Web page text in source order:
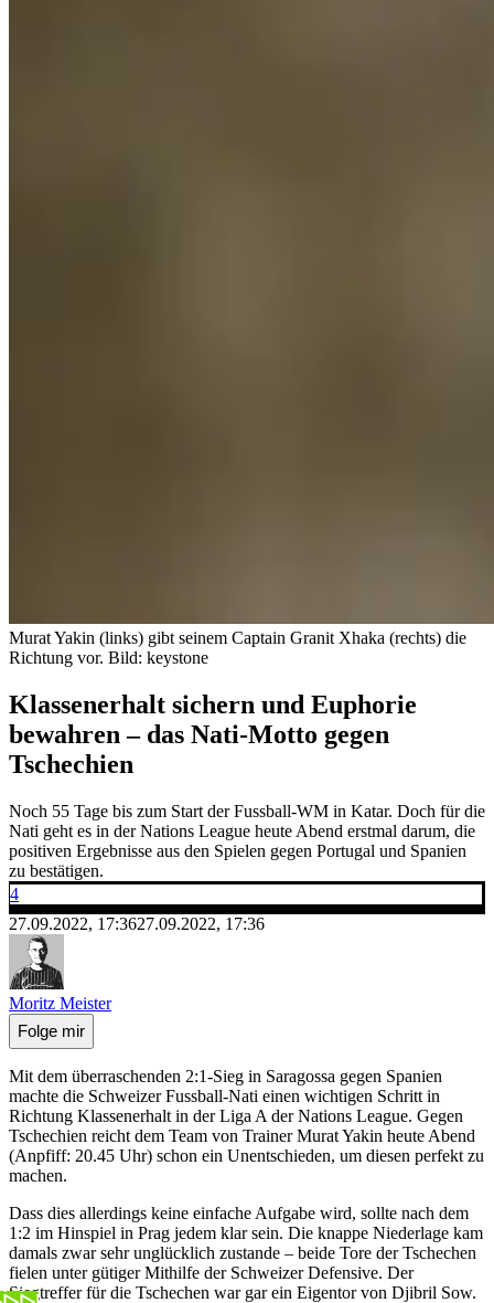
Murat Yakin (links) gibt seinem Captain Granit Xhaka (rechts) die
Richtung vor. Bild: keystone
Klassenerhalt sichern und Euphorie
bewahren – das Nati-Motto gegen
Tschechien
Noch 55 Tage bis zum Start der Fussball-WM in Katar. Doch für die
Nati geht es in der Nations League heute Abend erstmal darum, die
positiven Ergebnisse aus den Spielen gegen Portugal und Spanien
zu bestätigen.
4
27.09.2022, 17:3627.09.2022, 17:36
Moritz Meister
Folge mir
Mit dem überraschenden 2:1-Sieg in Saragossa gegen Spanien
machte die Schweizer Fussball-Nati einen wichtigen Schritt in
Richtung Klassenerhalt in der Liga A der Nations League. Gegen
Tschechien reicht dem Team von Trainer Murat Yakin heute Abend
(Anpfiff: 20.45 Uhr) schon ein Unentschieden, um diesen perfekt zu
machen.
Dass dies allerdings keine einfache Aufgabe wird, sollte nach dem
1:2 im Hinspiel in Prag jedem klar sein. Die knappe Niederlage kam
damals zwar sehr unglücklich zustande – beide Tore der Tschechen
fielen unter gütiger Mithilfe der Schweizer Defensive. Der
Siegtreffer für die Tschechen war gar ein Eigentor von Djibril Sow.